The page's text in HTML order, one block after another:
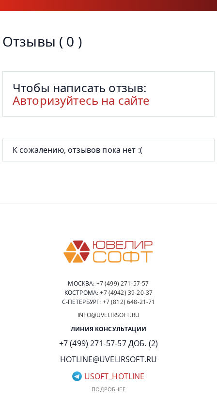
Отзывы ( 0 )
Чтобы написать отзыв:
Авторизуйтесь на сайте
К сожалению, отзывов пока нет :(
ЛИНИЯ КОНСУЛЬТАЦИИ
+7 (499) 271-57-57 ДОБ. (2)
HOTLINE@UVELIRSOFT.RU
USOFT_HOTLINE
ПОДРОБНЕЕ
МОСКВА: +7 (499) 271-57-57
КОСТРОМА:+7 (4942) 39-20-37
С-ПЕТЕРБУРГ: +7 (812) 648-21-71
INFO@UVELIRSOFT.RU